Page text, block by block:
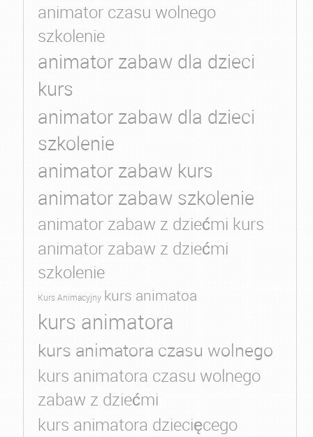
animator czasu wolnego
szkolenie
animator zabaw dla dzieci
kurs
animator zabaw dla dzieci
szkolenie
animator zabaw kurs
animator zabaw szkolenie
animator zabaw z dziećmi kurs
animator zabaw z dziećmi
szkolenie
Kurs Animacyjny kurs animatoa
kurs animatora
kurs animatora czasu wolnego
kurs animatora czasu wolnego
zabaw z dziećmi
kurs animatora dziecięcego